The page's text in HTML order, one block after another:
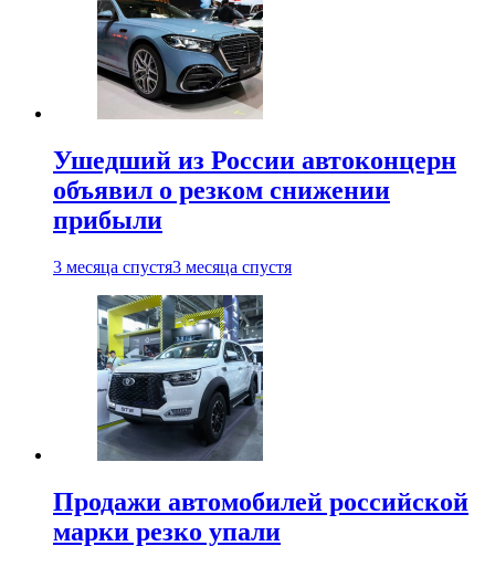
Ушедший из России автоконцерн
объявил о резком снижении
прибыли
3 месяца спустя3 месяца спустя
Продажи автомобилей российской
марки резко упали